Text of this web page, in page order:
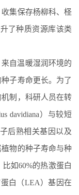
集保存杨柳科、柽
了种质资源库该类
自温暖湿润环境的
子寿命更长。 为了
制，科研人员在转
davidiana） 与较短
后熟相关基因以及
物的种子寿命与种
如60%的热激蛋白
白 （LEA）基因在